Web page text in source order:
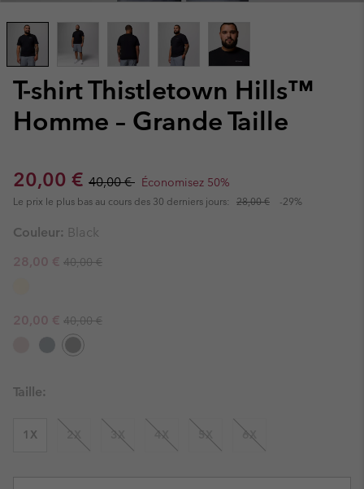
T-shirt Thistletown Hills™
Homme – Grande Taille
Sale price:
20,00 € Regular price:
40,00 € Économisez 50%
Le prix le plus bas au cours des 30 derniers jours: 28,00 € -29%
Couleur: Black
Sale price:
28,00 € Regular price:
40,00 €
Sale price:
20,00 € Regular price:
40,00 €
Taille:
1X 2X 3X 4X 5X 6X